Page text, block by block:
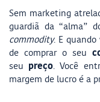
Sem marketing
guardiã da “alma”
commodity. E quando
de comprar o seu
seu preço. Você
margem de lucro é a